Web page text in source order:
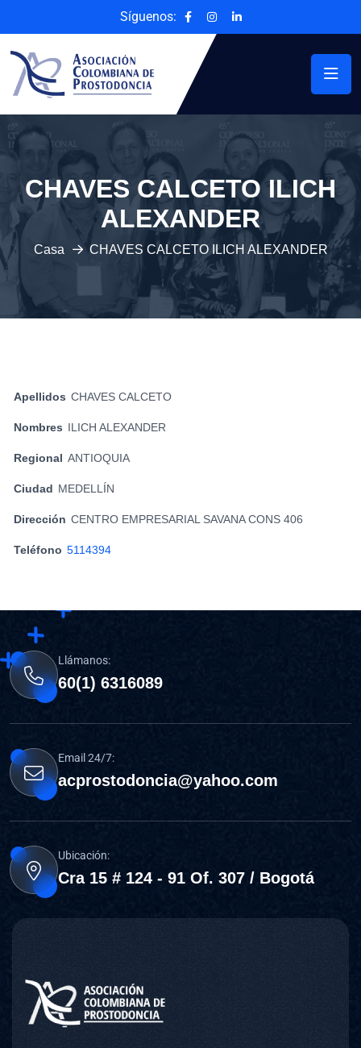
Síguenos:
CHAVES CALCETO ILICH
ALEXANDER
Casa CHAVES CALCETO ILICH ALEXANDER
Apellidos CHAVES CALCETO
Nombres ILICH ALEXANDER
Regional ANTIOQUIA
Ciudad MEDELLÍN
Dirección CENTRO EMPRESARIAL SAVANA CONS 406
Teléfono 5114394
Llámanos:
60(1) 6316089
Email 24/7:
acprostodoncia@yahoo.com
Ubicación:
Cra 15 # 124 - 91 Of. 307 / Bogotá